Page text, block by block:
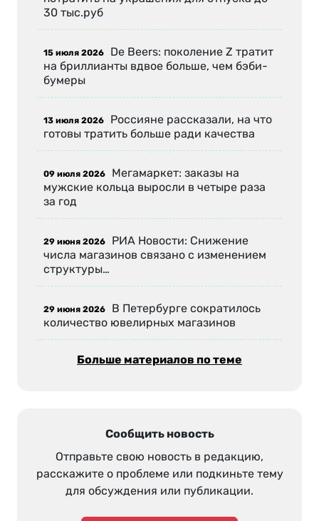
30 тыс.руб
15 июля 2026 De Beers: поколение Z тратит
на бриллианты вдвое больше, чем бэби-
бумеры
13 июля 2026 Россияне рассказали, на что
готовы тратить больше ради качества
09 июля 2026 Мегамаркет: заказы на
мужские кольца выросли в четыре раза
за год
29 июня 2026 РИА Новости: Снижение
числа магазинов связано с изменением
структуры…
29 июня 2026 В Петербурге сократилось
количество ювелирных магазинов
Больше материалов по теме
Сообщить новость
Отправьте свою новость в редакцию,
расскажите о проблеме или подкиньте тему
для обсуждения или публикации.